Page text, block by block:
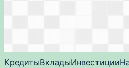
КредитыВкладыИнвестиции